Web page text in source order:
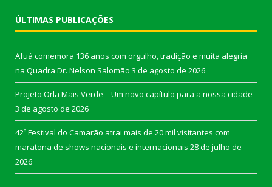
ÚLTIMAS PUBLICAÇÕES
Afuá comemora 136 anos com orgulho, tradição e muita alegria
na Quadra Dr. Nelson Salomão 3 de agosto de 2026
Projeto Orla Mais Verde – Um novo capítulo para a nossa cidade
3 de agosto de 2026
42º Festival do Camarão atrai mais de 20 mil visitantes com
maratona de shows nacionais e internacionais 28 de julho de
2026